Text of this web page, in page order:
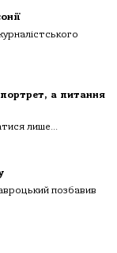
а питання
лише...
позбавив